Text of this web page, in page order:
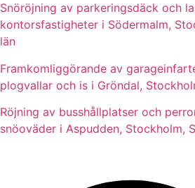
Snöröjning av parkeringsdäck och
kontorsfastigheter i Södermalm,
län
Framkomliggörande av
plogvallar och is i Gröndal,
Röjning av busshållplatser och
snöoväder i Aspudden, Stockholm,